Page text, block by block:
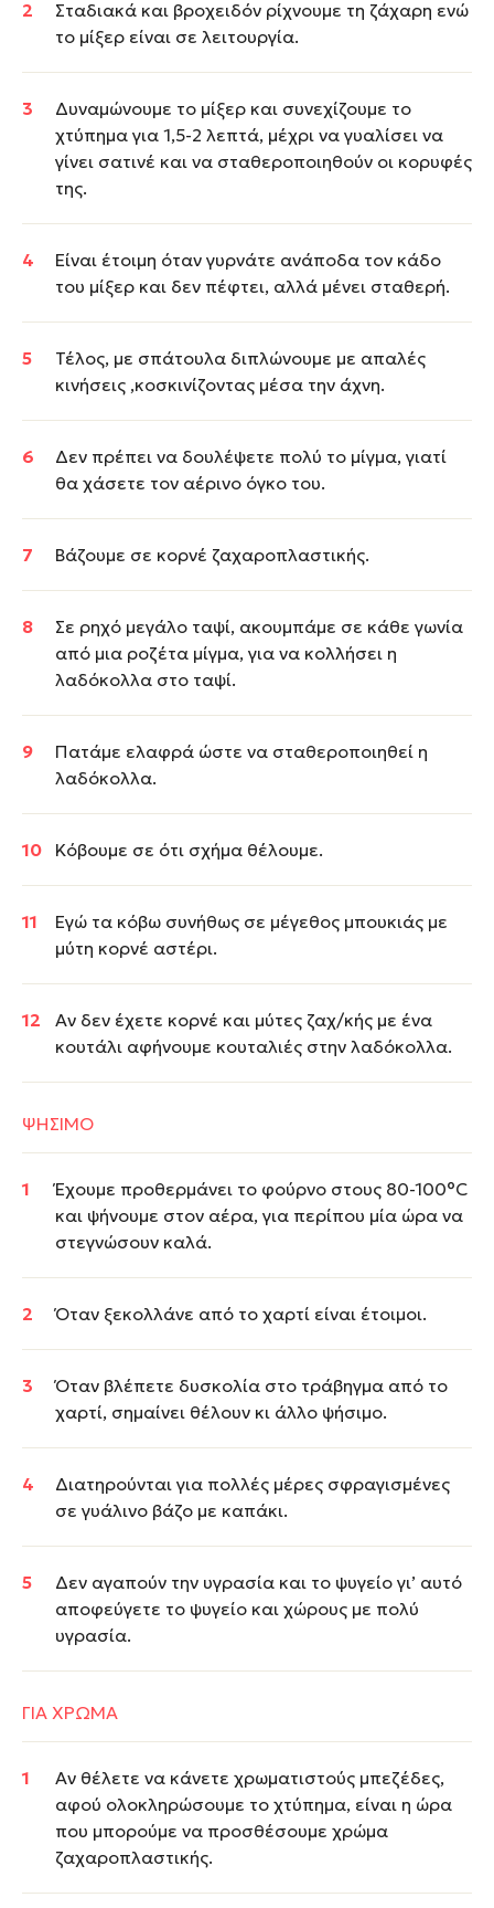
Σταδιακά και βροχειδόν ρίχνουμε τη ζάχαρη ενώ
το μίξερ είναι σε λειτουργία.
Δυναμώνουμε το μίξερ και συνεχίζουμε το
χτύπημα για 1,5-2 λεπτά, μέχρι να γυαλίσει να
γίνει σατινέ και να σταθεροποιηθούν οι κορυφές
της.
Είναι έτοιμη όταν γυρνάτε ανάποδα τον κάδο
του μίξερ και δεν πέφτει, αλλά μένει σταθερή.
Τέλος, με σπάτουλα διπλώνουμε με απαλές
κινήσεις ,κοσκινίζοντας μέσα την άχνη.
Δεν πρέπει να δουλέψετε πολύ το μίγμα, γιατί
θα χάσετε τον αέρινο όγκο του.
Βάζουμε σε κορνέ ζαχαροπλαστικής.
Σε ρηχό μεγάλο ταψί, ακουμπάμε σε κάθε γωνία
από μια ροζέτα μίγμα, για να κολλήσει η
λαδόκολλα στο ταψί.
Πατάμε ελαφρά ώστε να σταθεροποιηθεί η
λαδόκολλα.
Κόβουμε σε ότι σχήμα θέλουμε.
Εγώ τα κόβω συνήθως σε μέγεθος μπουκιάς με
μύτη κορνέ αστέρι.
Αν δεν έχετε κορνέ και μύτες ζαχ/κής με ένα
κουτάλι αφήνουμε κουταλιές στην λαδόκολλα.
ΨΗΣΙΜΟ
Έχουμε προθερμάνει το φούρνο στους 80-100°C
και ψήνουμε στον αέρα, για περίπου μία ώρα να
στεγνώσουν καλά.
Όταν ξεκολλάνε από το χαρτί είναι έτοιμοι.
Όταν βλέπετε δυσκολία στο τράβηγμα από το
χαρτί, σημαίνει θέλουν κι άλλο ψήσιμο.
Διατηρούνται για πολλές μέρες σφραγισμένες
σε γυάλινο βάζο με καπάκι.
Δεν αγαπούν την υγρασία και το ψυγείο γι’ αυτό
αποφεύγετε το ψυγείο και χώρους με πολύ
υγρασία.
ΓΙΑ ΧΡΩΜΑ
Αν θέλετε να κάνετε χρωματιστούς μπεζέδες,
αφού ολοκληρώσουμε το χτύπημα, είναι η ώρα
που μπορούμε να προσθέσουμε χρώμα
ζαχαροπλαστικής.